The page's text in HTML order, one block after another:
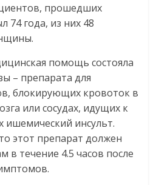
прошедших
74 года, из них 48
помощь состояла
– препарата для
блокирующих кровоток в
или сосудах, идущих к
инсульт.
этот препарат должен
в течение 4.5 часов после